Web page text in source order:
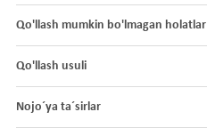
Qo'llash mumkin bo'lmagan holatlar
Qo'llash usuli
Nojo´ya ta´sirlar